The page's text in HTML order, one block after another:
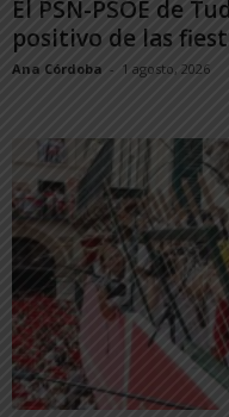
El PSN-PSOE de
positivo de las
Ana Córdoba - 1 agosto, 2026